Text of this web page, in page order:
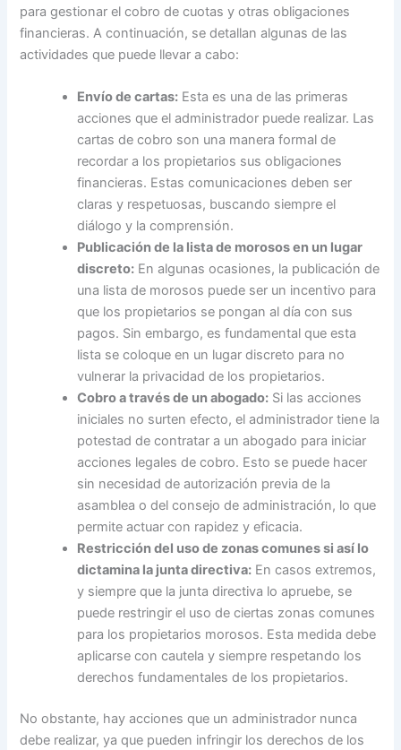
para gestionar el cobro de cuotas y otras obligaciones
financieras. A continuación, se detallan algunas de las
actividades que puede llevar a cabo:
Envío de cartas: Esta es una de las primeras
acciones que el administrador puede realizar. Las
cartas de cobro son una manera formal de
recordar a los propietarios sus obligaciones
financieras. Estas comunicaciones deben ser
claras y respetuosas, buscando siempre el
diálogo y la comprensión.
Publicación de la lista de morosos en un lugar
discreto: En algunas ocasiones, la publicación de
una lista de morosos puede ser un incentivo para
que los propietarios se pongan al día con sus
pagos. Sin embargo, es fundamental que esta
lista se coloque en un lugar discreto para no
vulnerar la privacidad de los propietarios.
Cobro a través de un abogado: Si las acciones
iniciales no surten efecto, el administrador tiene la
potestad de contratar a un abogado para iniciar
acciones legales de cobro. Esto se puede hacer
sin necesidad de autorización previa de la
asamblea o del consejo de administración, lo que
permite actuar con rapidez y eficacia.
Restricción del uso de zonas comunes si así lo
dictamina la junta directiva: En casos extremos,
y siempre que la junta directiva lo apruebe, se
puede restringir el uso de ciertas zonas comunes
para los propietarios morosos. Esta medida debe
aplicarse con cautela y siempre respetando los
derechos fundamentales de los propietarios.
No obstante, hay acciones que un administrador nunca
debe realizar, ya que pueden infringir los derechos de los